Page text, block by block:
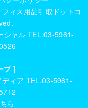
ィス用品引取ドットコ
シャル TEL.03-5961-
プ]
ィア TEL.03-5961-
ら